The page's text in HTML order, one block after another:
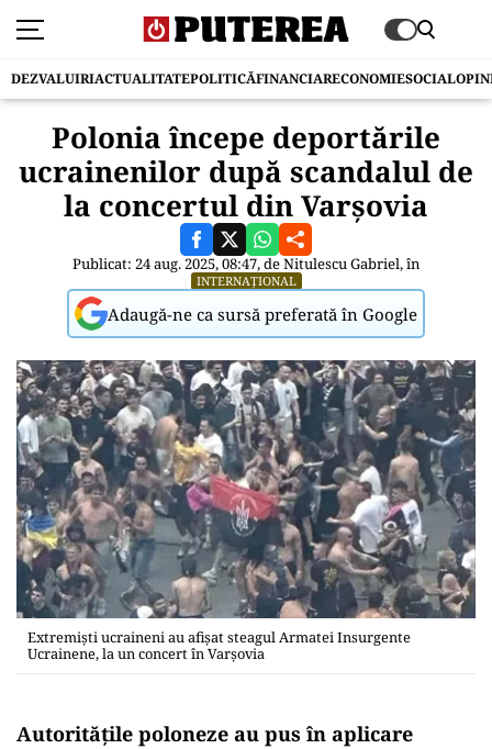
DEZVALUIRIACTUALITATEPOLITICĂFINANCIARECONOMIESOCIAL
Polonia începe deportările
ucrainenilor după scandalul de
la concertul din Varșovia
Publicat: 24 aug. 2025, 08:47, deNitulescu Gabriel, în
INTERNAȚIONAL
Adaugă-ne ca sursă preferată în Google
Extremiști ucraineni au afișat steagul Armatei Insurgente
Ucrainene, la un concert în Varșovia
Autoritățile poloneze au pus în aplicare